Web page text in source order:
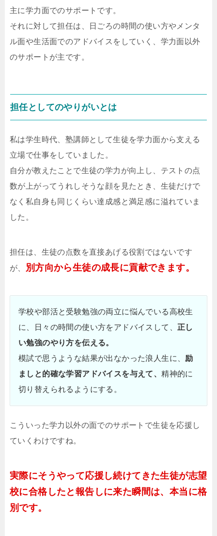
主に学力面でのサポートです。
それに対して担任は、日ごろの時間の使い方やメンタ
ル面や生活面でのアドバイスをしていく、学力面以外
のサポートが主です。
担任としてのやりがいとは
私は学生時代、塾講師として生徒を学力面から支える
立場で仕事をしていました。
自分が教えたことで生徒の学力が向上し、テストの点
数が上がってうれしそうな顔を見たとき、生徒だけで
なく私自身も同じくらい達成感と満足感に溢れていま
した。
担任は、生徒の点数を直接あげる役割ではないです
が、
別方向から生徒の成長に貢献できます。
学校や部活と受験勉強の両立に悩んでいる高校生
に、日々の時間の使い方をアドバイスして、 正し
い勉強のやり方を伝える。
模試で思うような結果が出なかった浪人生に、 励
ましと的確な学習アドバイスを与えて、精神的に
切り替えられるようにする。
こういった学力以外の面でのサポートで生徒を応援し
ていくわけですね。
実際にそうやって応援し続けてきた生徒が志望
校に合格したと報告しに来た瞬間は、本当に格
別です。